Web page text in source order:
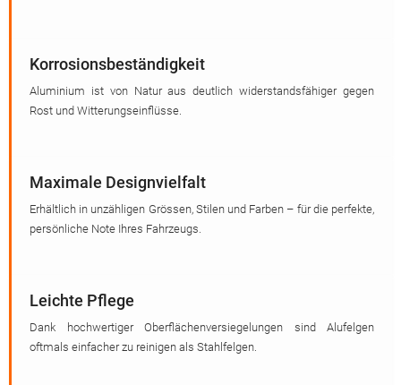
Korrosionsbeständigkeit
Aluminium ist von Natur aus deutlich widerstandsfähiger gegen
Rost und Witterungseinflüsse.
Maximale Designvielfalt
Erhältlich in unzähligen Grössen, Stilen und Farben – für die perfekte,
persönliche Note Ihres Fahrzeugs.
Leichte Pflege
Dank hochwertiger Oberflächenversiegelungen sind Alufelgen
oftmals einfacher zu reinigen als Stahlfelgen.